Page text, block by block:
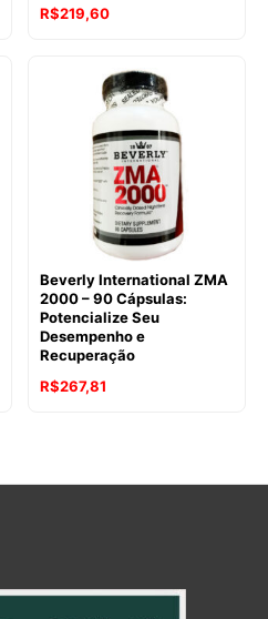
R$219,60
Beverly International ZMA
2000 – 90 Cápsulas:
Potencialize Seu
Desempenho e
Recuperação
R$267,81